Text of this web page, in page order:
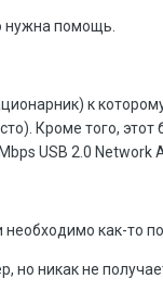
нужна помощь.
к
Кроме того,
USB 2.0 Network
необходимо как-то
но никак не